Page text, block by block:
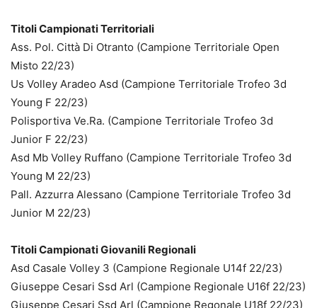
Titoli Campionati Territoriali
Ass. Pol. Città Di Otranto (Campione Territoriale Open
Misto 22/23)
Us Volley Aradeo Asd (Campione Territoriale Trofeo 3d
Young F 22/23)
Polisportiva Ve.Ra. (Campione Territoriale Trofeo 3d
Junior F 22/23)
Asd Mb Volley Ruffano (Campione Territoriale Trofeo 3d
Young M 22/23)
Pall. Azzurra Alessano (Campione Territoriale Trofeo 3d
Junior M 22/23)
Titoli Campionati Giovanili Regionali
Asd Casale Volley 3 (Campione Regionale U14f 22/23)
Giuseppe Cesari Ssd Arl (Campione Regionale U16f 22/23)
Giuseppe Cesari Ssd Arl (Campione Regonale U18f 22/23)